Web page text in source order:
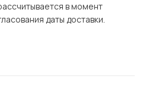
в момент
даты доставки.